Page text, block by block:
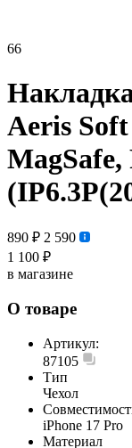
66
Aeris
MagSafe,
890 ₽ 2 590
1 100 ₽
в магазине
О товаре
Артикул:
87105
Тип
Чехол
iPhone 17 Pro
Материал